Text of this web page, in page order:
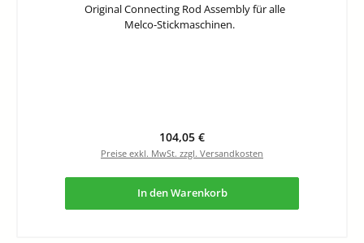
Original Connecting Rod Assembly für alle
Melco-Stickmaschinen.
Regulärer Preis:
104,05 €
Preise exkl. MwSt. zzgl. Versandkosten
In den Warenkorb